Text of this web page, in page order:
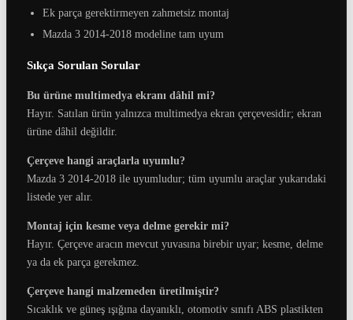
Ek parça gerektirmeyen zahmetsiz montaj
Mazda 3 2014-2018 modeline tam uyum
Sıkça Sorulan Sorular
Bu ürüne multimedya ekranı dâhil mi?
Hayır. Satılan ürün yalnızca multimedya ekran çerçevesidir; ekran
ürüne dâhil değildir.
Çerçeve hangi araçlarla uyumlu?
Mazda 3 2014-2018 ile uyumludur; tüm uyumlu araçlar yukarıdaki
listede yer alır.
Montaj için kesme veya delme gerekir mi?
Hayır. Çerçeve aracın mevcut yuvasına birebir uyar; kesme, delme
ya da ek parça gerekmez.
Çerçeve hangi malzemeden üretilmiştir?
Sıcaklık ve güneş ışığına dayanıklı, otomotiv sınıfı ABS plastikten